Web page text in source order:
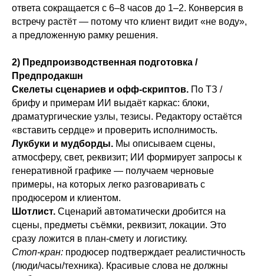
ответа сокращается с 6–8 часов до 1–2. Конверсия в
встречу растёт — потому что клиент видит «не воду»,
а предложенную рамку решения.
2) Предпроизводственная подготовка /
Предпродакшн
Скелеты сценариев и офф-скриптов. По ТЗ /
брифу и примерам ИИ выдаёт каркас: блоки,
драматургические узлы, тезисы. Редактору остаётся
«вставить сердце» и проверить исполнимость.
Лукбуки и мудборды. Мы описываем сцены,
атмосферу, свет, реквизит; ИИ формирует запросы к
генеративной графике — получаем черновые
примеры, на которых легко разговаривать с
продюсером и клиентом.
Шотлист. Сценарий автоматически дробится на
сцены, предметы съёмки, реквизит, локации. Это
сразу ложится в план-смету и логистику.
Стоп-кран: продюсер подтверждает реалистичность
(люди/часы/техника). Красивые слова не должны